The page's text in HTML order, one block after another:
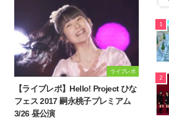
ライブレポ
【ライブレポ】Hello! Project ひな
フェス 2017 嗣永桃子プレミアム
3/26 昼公演
1
2